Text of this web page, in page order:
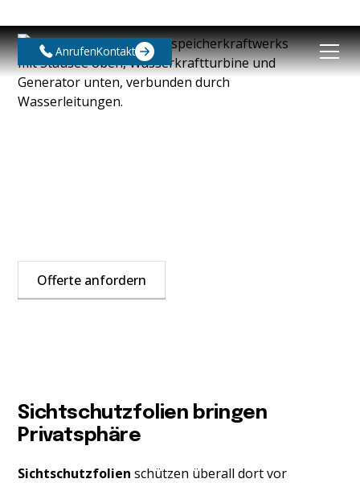
AnrufenKontakt
Offerte anfordern
Sichtschutzfolien bringen
Privatsphäre
Sichtschutzfolien schützen überall dort vor